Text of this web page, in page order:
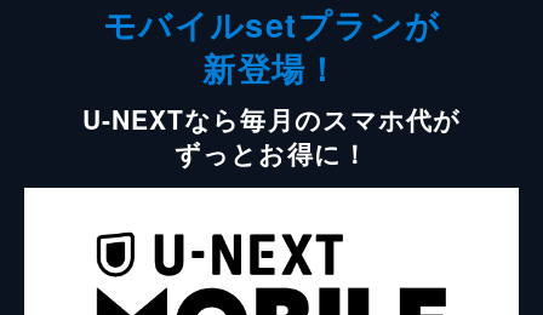
モバイルsetプランが
新登場！
U-NEXTなら毎月のスマホ代が
ずっとお得に！